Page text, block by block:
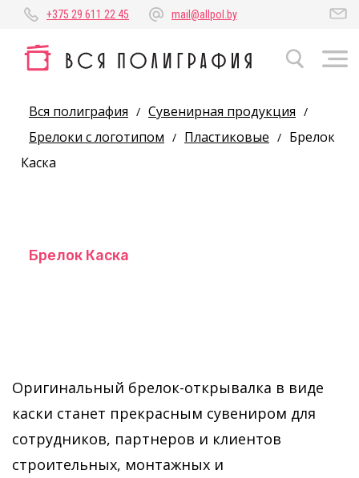
+375 29 611 22 45 mail@allpol.by
Вся полиграфия / Сувенирная продукция /
Брелоки с логотипом / Пластиковые / Брелок
Каска
Брелок Каска
Оригинальный брелок-открывалка в виде
каски станет прекрасным сувениром для
сотрудников, партнеров и клиентов
строительных, монтажных и